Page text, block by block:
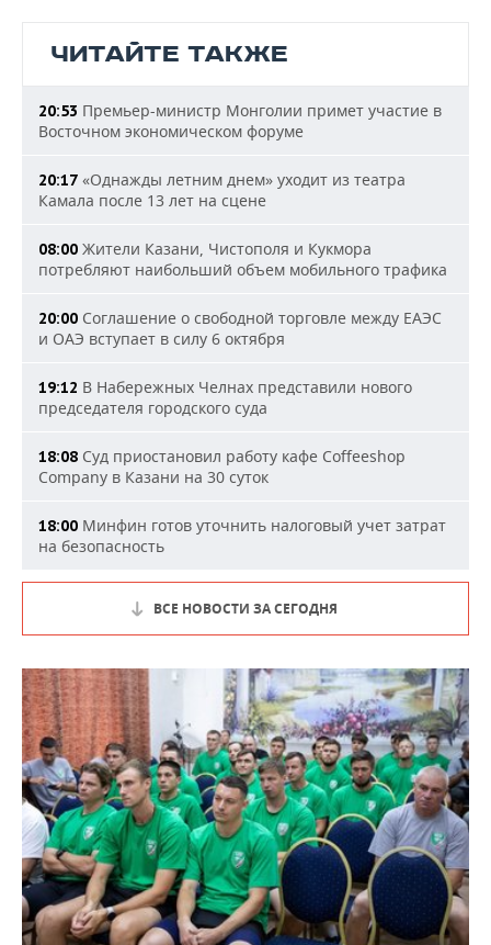
ЧИТАЙТЕ ТАКЖЕ
20:53 Премьер-министр Монголии примет участие в
Восточном экономическом форуме
20:17 «Однажды летним днем» уходит из театра
Камала после 13 лет на сцене
08:00 Жители Казани, Чистополя и Кукмора
потребляют наибольший объем мобильного трафика
20:00 Соглашение о свободной торговле между ЕАЭС
и ОАЭ вступает в силу 6 октября
19:12 В Набережных Челнах представили нового
председателя городского суда
18:08 Суд приостановил работу кафе Coffeeshop
Company в Казани на 30 суток
18:00 Минфин готов уточнить налоговый учет затрат
на безопасность
ВСЕ НОВОСТИ ЗА СЕГОДНЯ